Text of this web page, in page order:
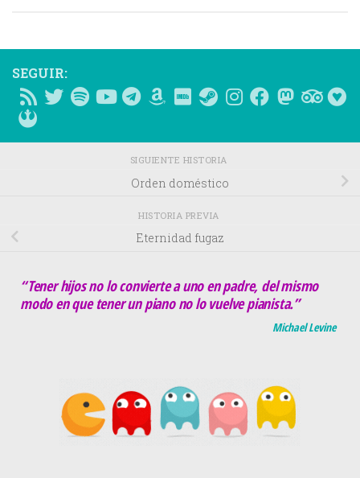
SEGUIR:
SIGUIENTE HISTORIA
Orden doméstico
HISTORIA PREVIA
Eternidad fugaz
“Tener hijos no lo convierte a uno en padre, del mismo
modo en que tener un piano no lo vuelve pianista.”
Michael Levine